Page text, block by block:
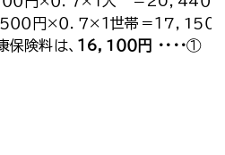
円×０．７×１世帯＝１7，1５０
険料は、 １6，1００円 ・・・・①